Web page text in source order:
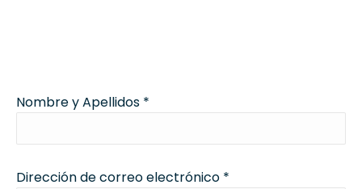
Nombre y Apellidos *
Dirección de correo electrónico *